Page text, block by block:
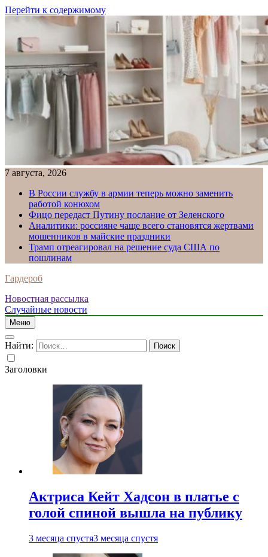
Перейти к содержимому
7 августа, 2026
В России службу в армии теперь можно заменить
работой конюхом
Фицо передаст Путину послание от Зеленского
Аналитики: россияне чаще всего становятся жертвами
мошенников в майские праздники
Трамп отреагировал на решение суда США по
пошлинам
Гардероб
Новостная рассылка
Случайные новости
Меню
Найти:
Заголовки
Актриса Кейт Хадсон в платье с
голой спиной вышла на публику
3 месяца спустя3 месяца спустя